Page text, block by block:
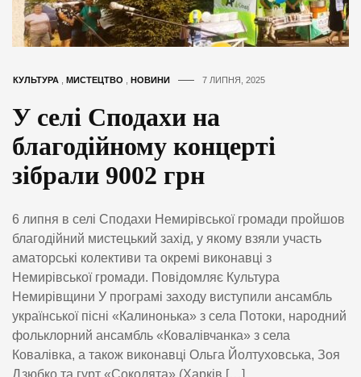
КУЛЬТУРА МИСТЕЦТВО НОВИНИ 7 ЛИПНЯ, 2025
У селі Сподахи на
благодійному концерті
зібрали 9002 грн
6 липня в селі Сподахи Немирівської громади пройшов
благодійний мистецький захід, у якому взяли участь
аматорські колективи та окремі виконавці з
Немирівської громади. Повідомляє Культура
Немирівщини У програмі заходу виступили ансамбль
української пісні «Калинонька» з села Потоки, народний
фольклорний ансамбль «Ковалівчанка» з села
Ковалівка, а також виконавці Ольга Йолтуховська, Зоя
Дзюбко та гурт «Соколята» (Харків […]